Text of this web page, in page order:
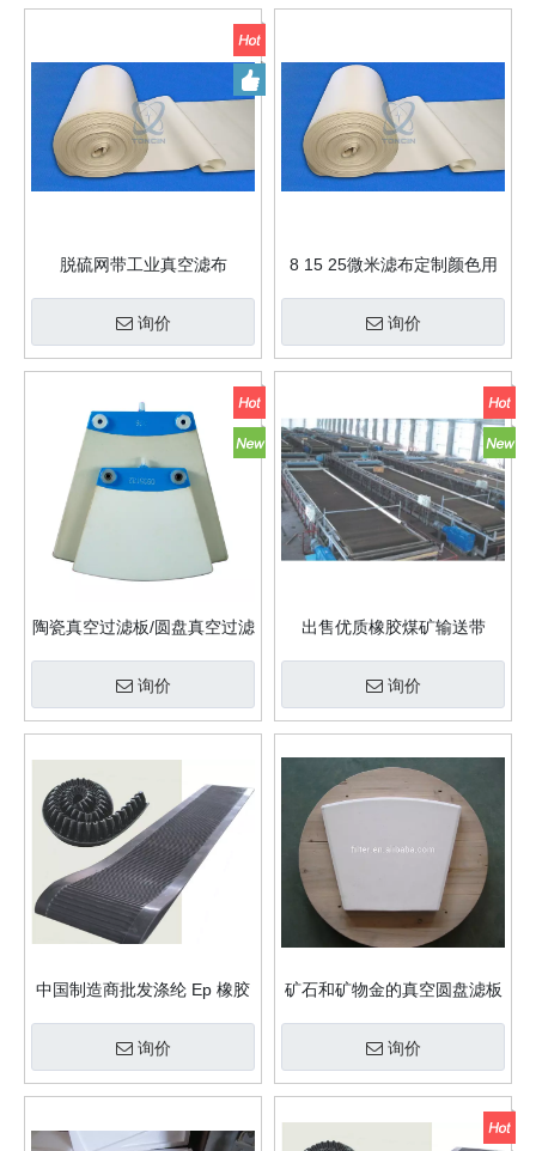
脱硫网带工业真空滤布
询价
8 15 25微米滤布定制颜色用
询价
陶瓷真空过滤板/圆盘真空过滤
询价
出售优质橡胶煤矿输送带
询价
中国制造商批发涤纶 Ep 橡胶
询价
矿石和矿物金的真空圆盘滤板
询价